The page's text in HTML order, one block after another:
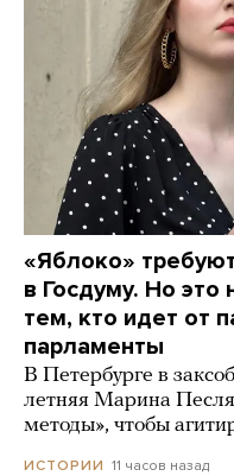
«Яблоко»
в Госдуму. Но
тем, кто идет от
парламенты
В Петербурге в
летняя Марина
методы», чтобы
ИСТОРИИ 11 часов назад